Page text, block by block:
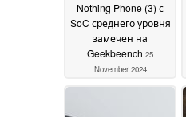
Nothing Phone (3) с
SoC среднего уровня
замечен на
Geekbeench 25
November 2024